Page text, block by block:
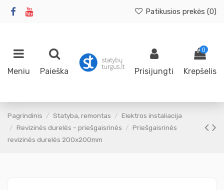
Patikusios prekės (0)
Meniu Paieška Prisijungti
0
Krepšelis
Pagrindinis Statyba, remontas
Elektros instaliacija
Revizinės durelės - priešgaisrinės
Priešgaisrinės
revizinės durelės 200x200mm